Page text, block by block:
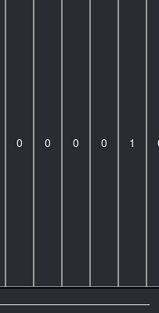
0 0 0 0 1